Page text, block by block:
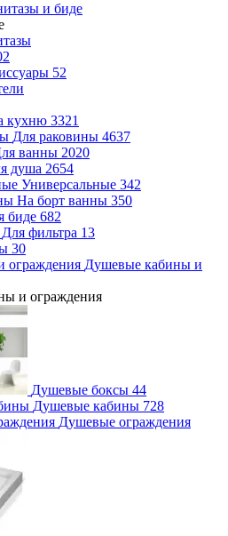
и биде
52
кухню 3321
Для раковины 4637
ванны 2020
душа 2654
Универсальные 342
На борт ванны 350
биде 682
Для фильтра 13
30
Душевые кабины и
и ограждения
Душевые боксы 44
Душевые кабины 728
Душевые ограждения